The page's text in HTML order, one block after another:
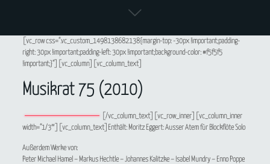
[vc_row css=“.vc_custom_1498138682138{margin-top: -30px !important;padding-
right: 30px !important;padding-left: 30px !important;background-color: #f5f5f5
!important;}“][vc_column][vc_column_text]
Musikrat 75 (2010)
[/vc_column_text][vc_row_inner][vc_column_inner
width=“1/3″][vc_column_text]Enthält: Moritz Eggert:Ausser Atemfür Blockflöte Solo
Außerdem Werke von:
Peter Michael Hamel – Markus Hechtle – Johannes Kalitzke – Isabel Mundry – Enno Poppe